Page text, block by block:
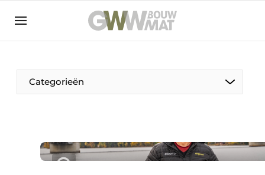
NL EN
Categorieën
De Pen